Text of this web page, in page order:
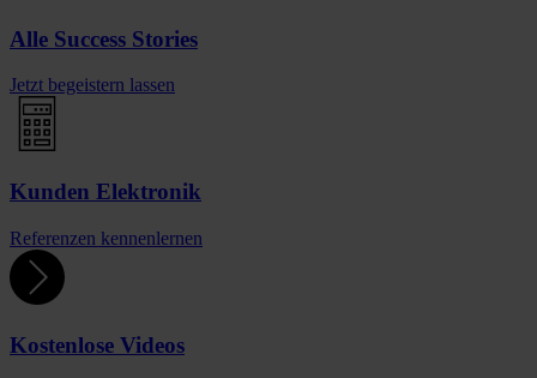
Alle Success Stories
Jetzt begeistern lassen
Kunden Elektronik
Referenzen kennenlernen
Kostenlose Videos